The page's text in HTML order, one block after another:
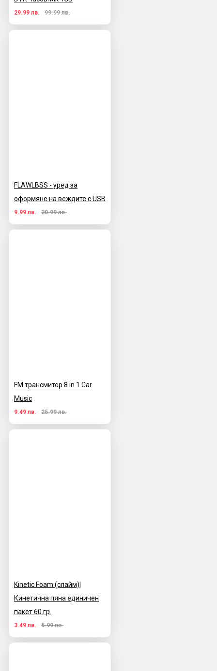
29.99 лв. 99.99 лв.
FLAWLBSS - уред за
оформяне на веждите с USB
9.99 лв. 20.99 лв.
FM трансмитер 8 in 1 Car
Music
9.49 лв. 25.99 лв.
Kinetic Foam (слайм)|
Кинетична пяна единичен
пакет 60 гр.
3.49 лв. 5.99 лв.